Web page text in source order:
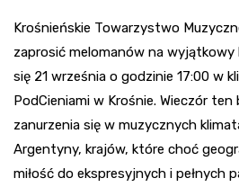
Krośnieńskie Towarzystwo
zaprosić melomanów na
się 21 września o godzinie 17:00 w
PodCieniami w Krośnie. Wieczór ten
zanurzenia się w muzycznych
Argentyny, krajów, które choć
miłość do ekspresyjnych i pełnych